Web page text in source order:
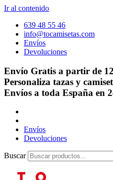
Ir al contenido
639 48 55 46
info@tocamisetas.com
Envíos
Devoluciones
Envío Gratis a partir de
Personaliza tazas y
Envíos a toda España en
Envíos
Devoluciones
Buscar